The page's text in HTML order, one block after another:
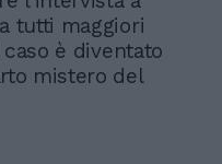
tutti maggiori
è diventato
mistero del